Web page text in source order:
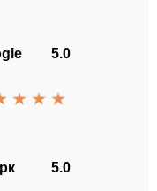
5.0
5.0